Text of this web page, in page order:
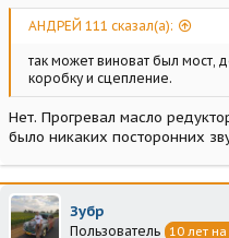
АНДРЕЙ 111 сказал(а):
так может виноват был мост,
коробку и сцепление.
Нет. Прогревал масло
было никаких посторонних
Зубр
Пользователь 10 лет